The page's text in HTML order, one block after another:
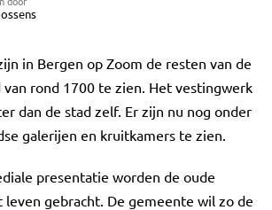
in Bergen op Zoom de resten van de
rond 1700 te zien. Het vestingwerk
dan de stad zelf. Er zijn nu nog onder
galerijen en kruitkamers te zien.
presentatie worden de oude
gebracht. De gemeente wil zo de